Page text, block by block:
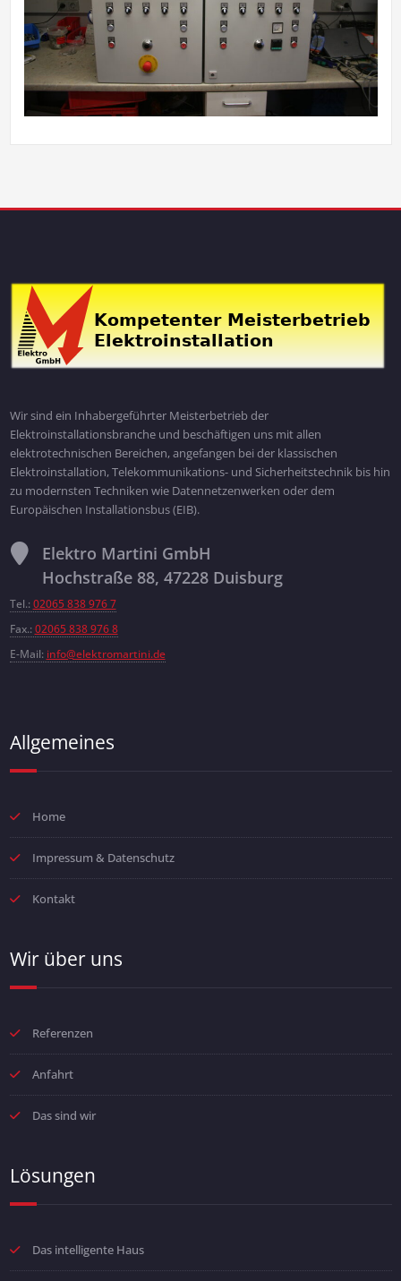
Wir sind ein Inhabergeführter Meisterbetrieb der
Elektroinstallationsbranche und beschäftigen uns mit allen
elektrotechnischen Bereichen, angefangen bei der klassischen
Elektroinstallation, Telekommunikations- und Sicherheitstechnik bis hin
zu modernsten Techniken wie Datennetzenwerken oder dem
Europäischen Installationsbus (EIB).
Elektro Martini GmbH
Hochstraße 88, 47228 Duisburg
Tel.: 02065 838 976 7
Fax.: 02065 838 976 8
E-Mail: info@elektromartini.de
Allgemeines
Home
Impressum & Datenschutz
Kontakt
Wir über uns
Referenzen
Anfahrt
Das sind wir
Lösungen
Das intelligente Haus